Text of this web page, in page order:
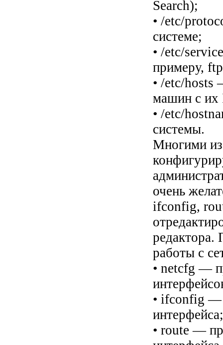
Search);
• /etc/
системе;
• /etc/
примеру,
• /etc/hosts
машин с их
• /etc/
системы.
Многими
очень
ifconfig,
редактора.
работы с
• netcfg —
• ifconfig —
• route —